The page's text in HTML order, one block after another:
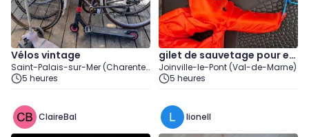
Vélos vintage
Saint-Palais-sur-Mer (Charente-
Maritime)
5 heures
gilet de sauvetage pour en
fant 2-6ans
Joinville-le-Pont (Val-de-Marne)
5 heures
ClaireBal lionell